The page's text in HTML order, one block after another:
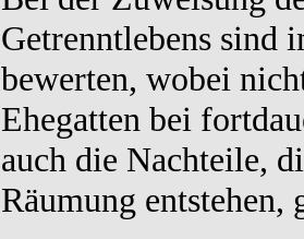
Getrenntlebens sind
bewerten, wobei
Ehegatten bei
auch die Nachteile,
Räumung entstehen,